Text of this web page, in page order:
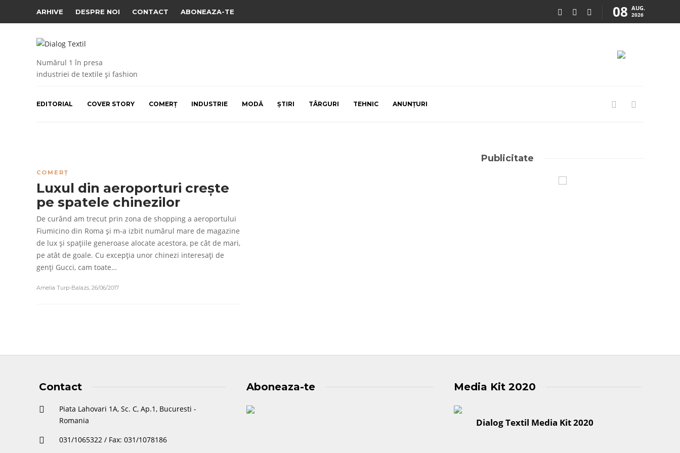
ARHIVE DESPRE NOI CONTACT ABONEAZA-TE 08 AUG.
2026
Numărul 1 în presa
industriei de textile și fashion
EDITORIAL COVER STORY COMERȚ INDUSTRIE MODĂ ȘTIRI TÂRGURI TEHNIC ANUNȚURI
COMERȚ
Luxul din aeroporturi crește
pe spatele chinezilor
De curând am trecut prin zona de shopping a aeroportului
Fiumicino din Roma și m-a izbit numărul mare de magazine
de lux și spațiile generoase alocate acestora, pe cât de mari,
pe atât de goale. Cu excepția unor chinezi interesați de
genți Gucci, cam toate…
Amelia Turp-Balazs, 26/06/2017
Publicitate
Contact
Piata Lahovari 1A, Sc. C, Ap.1, Bucuresti -
Romania
031/1065322 / Fax: 031/1078186
Aboneaza-te Media Kit 2020
Dialog Textil Media Kit 2020